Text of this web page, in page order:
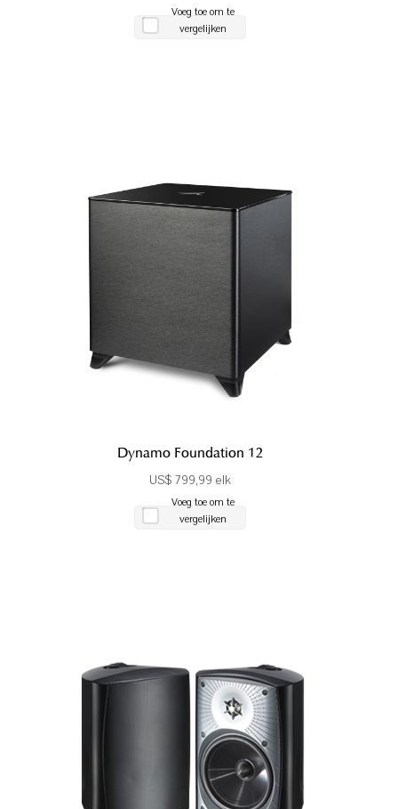
Voeg toe om te
vergelijken
Dynamo Foundation 12
US$ 799,99 elk
Voeg toe om te
vergelijken